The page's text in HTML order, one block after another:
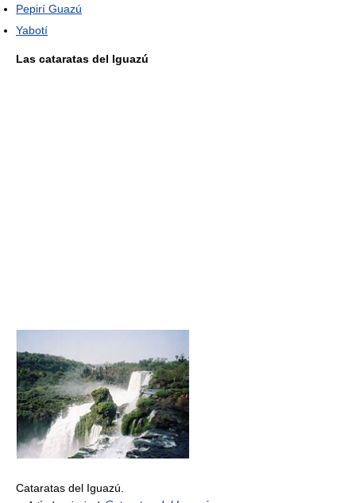
Pepirí Guazú
Yabotí
Las cataratas del Iguazú
Cataratas del Iguazú.